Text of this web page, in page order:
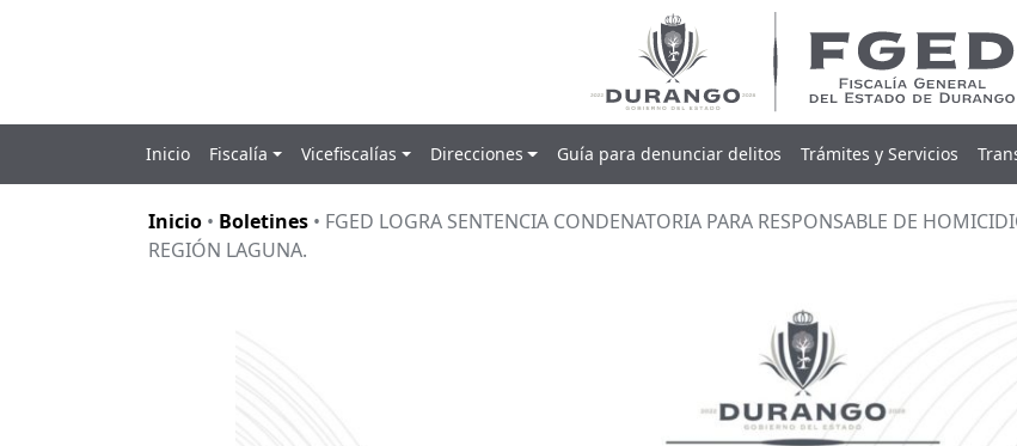
Skip
Inicio Fiscalía Vicefiscalías Direcciones Guía para denunciar delitos Trámites y Servicios
Inicio • Boletines • FGED LOGRA SENTENCIA CONDENATORIA PARA RESPONSABLE DE
REGIÓN LAGUNA.